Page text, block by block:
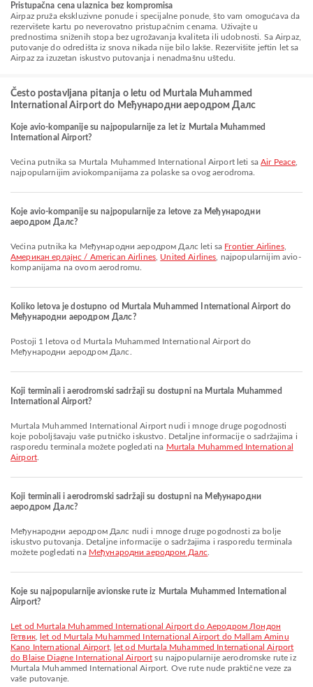
Pristupačna cena ulaznica bez kompromisa
Airpaz pruža ekskluzivne ponude i specijalne ponude, što vam omogućava da
rezervišete kartu po neverovatno pristupačnim cenama. Uživajte u
prednostima sniženih stopa bez ugrožavanja kvaliteta ili udobnosti. Sa Airpaz,
putovanje do odredišta iz snova nikada nije bilo lakše. Rezervišite jeftin let sa
Airpaz za izuzetan iskustvo putovanja i nenadmašnu uštedu.
Često postavljana pitanja o letu od Murtala Muhammed
International Airport do Међународни аеродром Далс
Koje avio-kompanije su najpopularnije za let iz Murtala Muhammed
International Airport?
Većina putnika sa Murtala Muhammed International Airport leti saAir Peace
najpopularnijim aviokompanijama za polaske sa ovog aerodroma.
Koje avio-kompanije su najpopularnije za letove za Међународни
аеродром Далс?
Većina putnika ka Међународни аеродром Далс leti sa Frontier Airlines,
Американ ерлајнс / American Airlines United Airlines , najpopularnijim avio-
kompanijama na ovom aerodromu.
Koliko letova je dostupno od Murtala Muhammed International Airport do
Међународни аеродром Далс?
Postoji 1 letova od Murtala Muhammed International Airport do
Међународни аеродром Далс.
Koji terminali i aerodromski sadržaji su dostupni na Murtala Muhammed
International Airport?
Murtala Muhammed International Airport nudi i mnoge druge pogodnosti
koje poboljšavaju vaše putničko iskustvo. Detaljne informacije o sadržajima i
rasporedu terminala možete pogledati na Murtala Muhammed International
Airport.
Koji terminali i aerodromski sadržaji su dostupni na Међународни
аеродром Далс?
Међународни аеродром Далс nudi i mnoge druge pogodnosti za bolje
iskustvo putovanja. Detaljne informacije o sadržajima i rasporedu terminala
možete pogledati na Међународни аеродром Далс
Koje su najpopularnije avionske rute iz Murtala Muhammed International
Airport?
let od Murtala Muhammed International Airport do Аеродром Лондон
Гетвик,
let od Murtala Muhammed International Airport do Mallam Aminu
Kano International Airport,
let od Murtala Muhammed International Airport
do Blaise Diagne International Airport su najpopularnije aerodromske rute iz
Murtala Muhammed International Airport. Ove rute nude praktične veze za
vaše putovanje.